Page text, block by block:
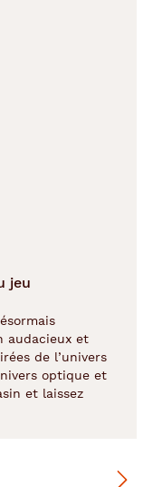
jeu
audacieux et
de l’univers
optique et
et laissez